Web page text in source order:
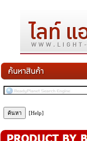
[Help]